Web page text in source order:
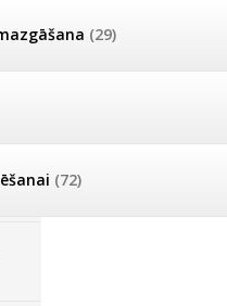
(29)
(72)